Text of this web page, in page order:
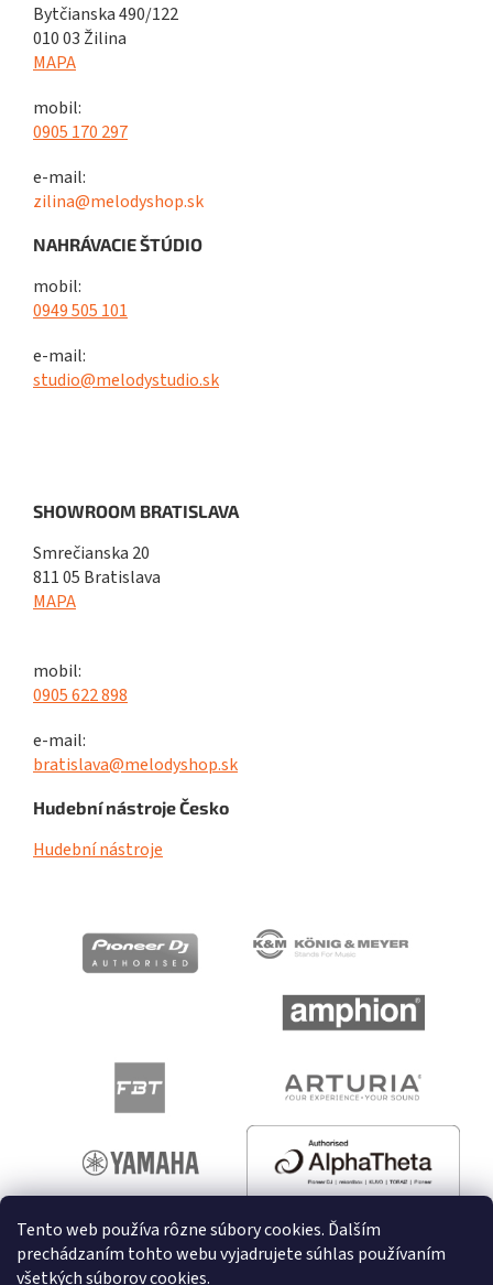
Tento web používa rôzne súbory cookies. Ďalším
prechádzaním tohto webu vyjadrujete súhlas používaním
všetkých súborov cookies.
Bytčianska 490/122
010 03 Žilina
MAPA
mobil:
0905 170 297
e-mail:
zilina@melodyshop.sk
NAHRÁVACIE ŠTÚDIO
mobil:
0949 505 101
e-mail:
studio@melodystudio.sk
SHOWROOM BRATISLAVA
Smrečianska 20
811 05 Bratislava
MAPA
mobil:
0905 622 898
e-mail:
bratislava@melodyshop.sk
Hudební nástroje Česko
Hudební nástroje